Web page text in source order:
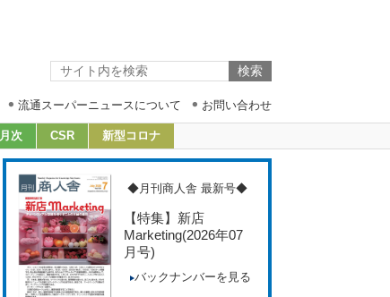
流通スーパーニュースについて お問い合わせ
月次 CSR 新型コロナ
◆月刊商人舎 最新号◆
【特集】新店
Marketing(2026年07
月号)
バックナンバーを見る